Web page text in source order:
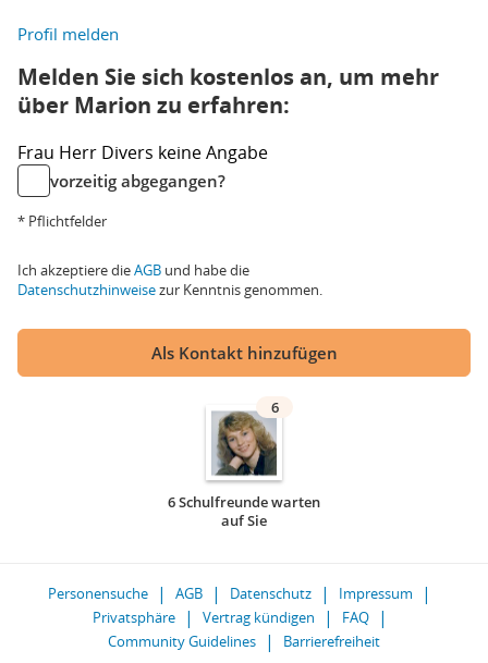
Profil melden
Melden Sie sich kostenlos an, um mehr
über Marion zu erfahren:
Frau Herr Divers keine Angabe
vorzeitig abgegangen?
* Pflichtfelder
Ich akzeptiere dieAGB und habe die
Datenschutzhinweisezur Kenntnis genommen.
Als Kontakt hinzufügen
6
6 Schulfreunde warten
auf Sie
Personensuche AGB Datenschutz
Impressum
Privatsphäre
Vertrag kündigen
FAQ
Community Guidelines
Barrierefreiheit